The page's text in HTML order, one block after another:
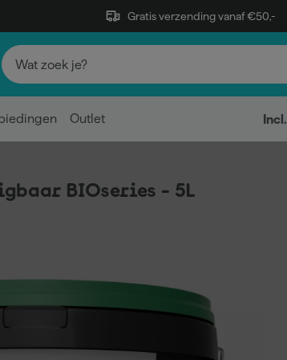
Gratis verzending vanaf €50,-
Outlet Incl.
BIOseries - 5L